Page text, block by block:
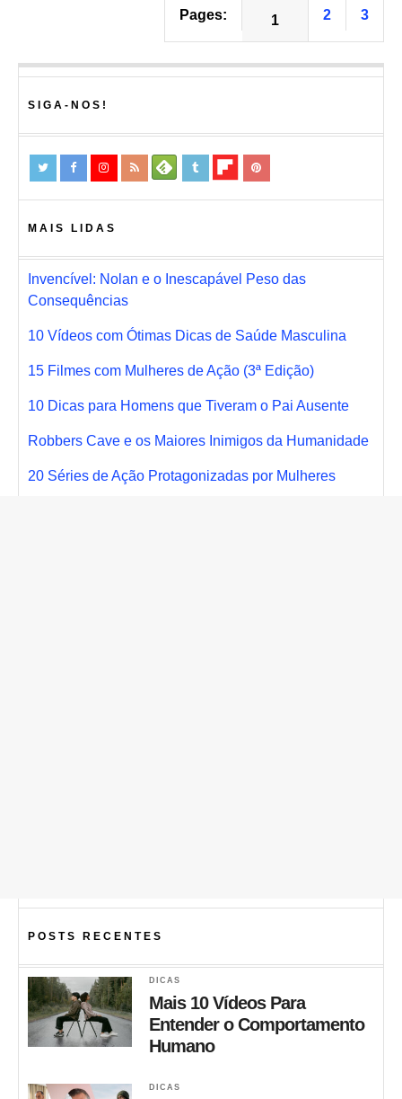
Pages: 1 2 3
SIGA-NOS!
MAIS LIDAS
Invencível: Nolan e o Inescapável Peso das
Consequências
10 Vídeos com Ótimas Dicas de Saúde Masculina
15 Filmes com Mulheres de Ação (3ª Edição)
10 Dicas para Homens que Tiveram o Pai Ausente
Robbers Cave e os Maiores Inimigos da Humanidade
20 Séries de Ação Protagonizadas por Mulheres
POSTS RECENTES
DICAS
Mais 10 Vídeos Para
Entender o Comportamento
Humano
DICAS